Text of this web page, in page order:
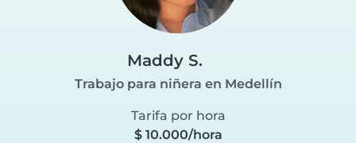
Maddy S.
Trabajo para niñera en Medellín
Tarifa por hora
$ 10.000/hora